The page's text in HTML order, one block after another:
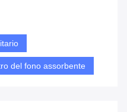
del fono assorbente